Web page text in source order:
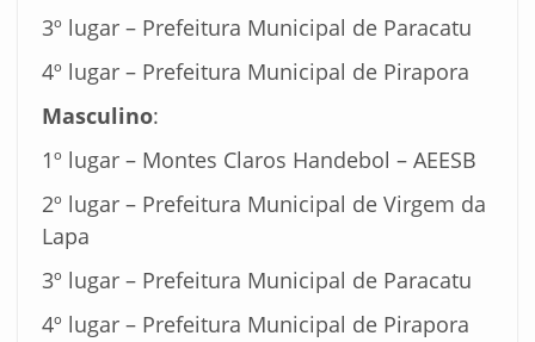
3º lugar – Prefeitura Municipal de Paracatu
4º lugar – Prefeitura Municipal de Pirapora
Masculino:
1º lugar – Montes Claros Handebol – AEESB
2º lugar – Prefeitura Municipal de Virgem da
Lapa
3º lugar – Prefeitura Municipal de Paracatu
4º lugar – Prefeitura Municipal de Pirapora